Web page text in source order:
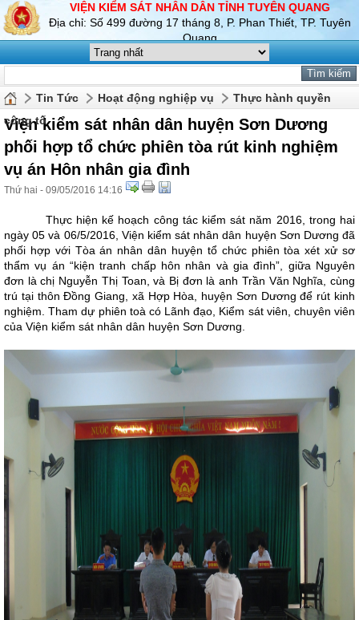
VIỆN KIỂM SÁT NHÂN DÂN TỈNH TUYÊN QUANG
Địa chỉ: Số 499 đường 17 tháng 8, P. Phan Thiết, TP. Tuyên
Quang
Tin Tức Hoạt động nghiệp vụ
Thực hành quyền
công tố
Viện kiểm sát nhân dân huyện Sơn Dương
phối hợp tổ chức phiên tòa rút kinh nghiệm
vụ án Hôn nhân gia đình
Thứ hai - 09/05/2016 14:16
Thực hiện kế hoạch công tác kiểm sát năm 2016, trong hai
ngày 05 và 06/5/2016, Viện kiểm sát nhân dân huyện Sơn Dương đã
phối hợp với Tòa án nhân dân huyện tổ chức phiên tòa xét xử sơ
thẩm vụ án “kiện tranh chấp hôn nhân và gia đình”, giữa Nguyên
đơn là chị Nguyễn Thị Toan, và Bị đơn là anh Trần Văn Nghĩa, cùng
trú tại thôn Đồng Giang, xã Hợp Hòa, huyện Sơn Dương để rút kinh
nghiệm. Tham dự phiên toà có Lãnh đạo, Kiểm sát viên, chuyên viên
của Viện kiểm sát nhân dân huyện Sơn Dương.